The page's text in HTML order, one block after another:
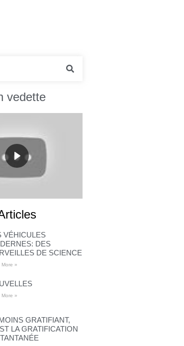
vedette
VÉHICULES
DES
DE SCIENCE
More »
More »
GRATIFIANT,
LA GRATIFICATION